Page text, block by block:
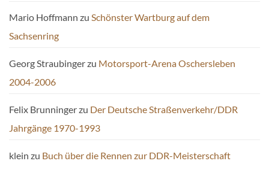
Mario Hoffmann zu Schönster Wartburg auf dem
Sachsenring
Georg Straubingerzu Motorsport-Arena Oschersleben
2004-2006
Felix Brunningerzu Der Deutsche Straßenverkehr/DDR
Jahrgänge 1970-1993
klein zu Buch über die Rennen zur DDR-Meisterschaft